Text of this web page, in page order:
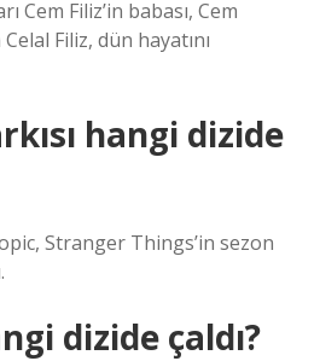
Cem Filiz’in babası, Cem
Filiz, dün hayatını
hangi dizide
Stranger Things’in sezon
dizide çaldı?